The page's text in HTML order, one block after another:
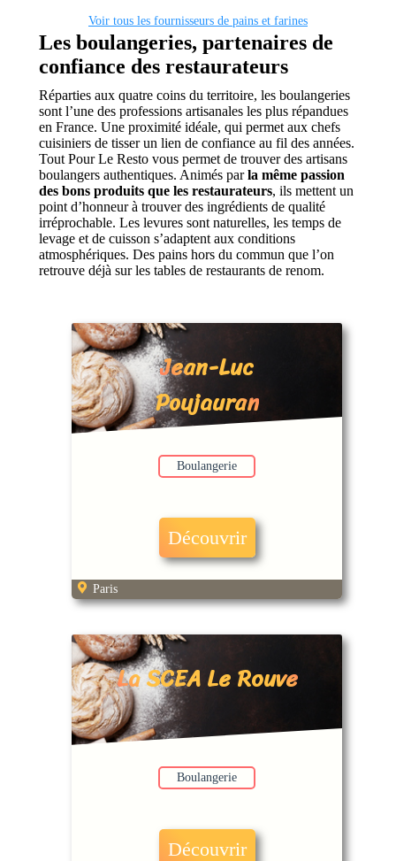
Voir tous les fournisseurs de pains et farines
Les boulangeries, partenaires de
confiance des restaurateurs
Réparties aux quatre coins du territoire, les boulangeries
sont l’une des professions artisanales les plus répandues
en France. Une proximité idéale, qui permet aux chefs
cuisiniers de tisser un lien de confiance au fil des années.
Tout Pour Le Resto vous permet de trouver des artisans
boulangers authentiques. Animés parla même passion
des bons produits que les restaurateurs, ils mettent un
point d’honneur à trouver des ingrédients de qualité
irréprochable. Les levures sont naturelles, les temps de
levage et de cuisson s’adaptent aux conditions
atmosphériques. Des pains hors du commun que l’on
retrouve déjà sur les tables de restaurants de renom.
Jean-Luc
Poujauran
Boulangerie
Découvrir
Paris
La SCEA Le Rouve
Boulangerie
Découvrir